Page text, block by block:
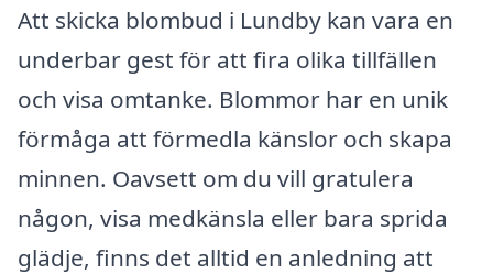
Att skicka blombud i Lundby kan vara en
underbar gest för att fira olika tillfällen
och visa omtanke. Blommor har en unik
förmåga att förmedla känslor och skapa
minnen. Oavsett om du vill gratulera
någon, visa medkänsla eller bara sprida
glädje, finns det alltid en anledning att